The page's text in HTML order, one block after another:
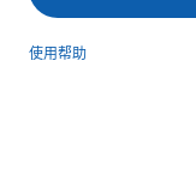
使用帮助